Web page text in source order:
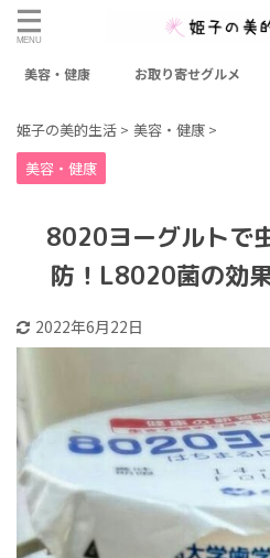
検索
カテゴリー
美容・健康
アーカイブ
2026年3月
2026年1月
2025年12月
美容・健康 お取り寄せグルメ
姫子の美的生活 > 美容・健康 >
美容・健康
8020ヨーグルトで
防！L8020菌の効
2022年6月22日